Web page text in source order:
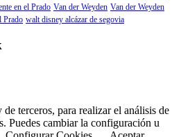
en el Prado Van der Weyden Van der Weyden
Prado walt disney alcázar de segovia
terceros, para realizar el análisis de
Puedes cambiar la configuración u